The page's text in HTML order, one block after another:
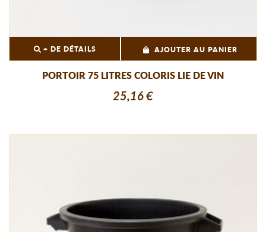
+ DE DÉTAILS AJOUTER AU PANIER
PORTOIR 75 LITRES COLORIS LIE DE VIN
25,16 €